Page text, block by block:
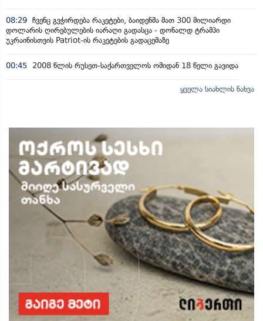
08:29 ჩვენც გვჭირდება რაკეტები, ბაიდენმა მათ 300 მილიარდი
დოლარის ღირებულების იარაღი გადასცა - დონალდ ტრამპი
უკრაინისთვის Patriot-ის რაკეტების გადაცემაზე
00:45 2008 წლის რუსეთ-საქართველოს ომიდან 18 წელი გავიდა
ყველა სიახლის ნახვა